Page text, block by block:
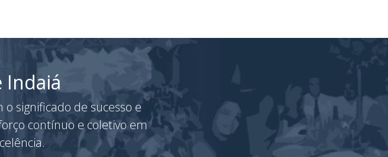
Indaiá
o significado de sucesso e
contínuo e coletivo em